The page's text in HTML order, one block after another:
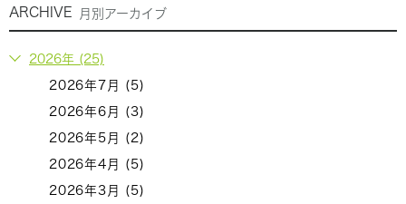
ARCHIVE 月別アーカイブ
2026年 (25)
2026年7月 (5)
2026年6月 (3)
2026年5月 (2)
2026年4月 (5)
2026年3月 (5)